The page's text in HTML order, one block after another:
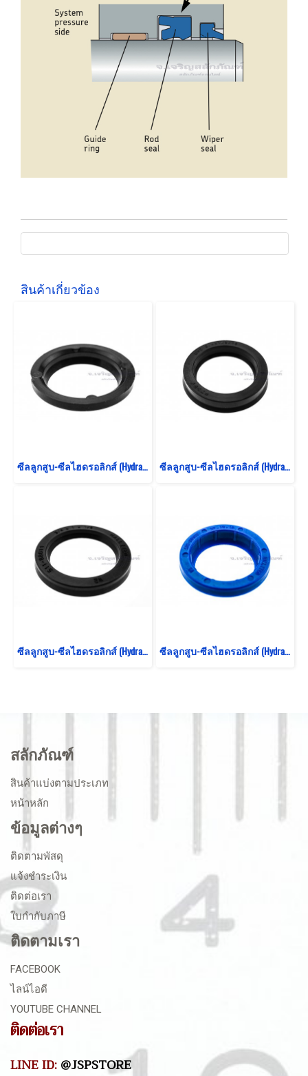
สินค้าเกี่ยวข้อง
ซีลลูกสูบ-ซีลไฮดรอลิกส์ (Hydraulic Seal) ขนาด 3/4"x1"x3/32"/11/64" (19.05x25.4x2.4/4.5) ซีลลูกสูบ-ซีลไฮดรอลิกส์ (Hydraulic Seal) ขนาด 3/4"x1"x3/16" (19.05x25.4x4.9)
ซีลลูกสูบ-ซีลไฮดรอลิกส์ (Hydraulic Seal) ขนาด 3/4"x1"x1/8" (19.05x25.4x3.3) ซีลลูกสูบ-ซีลไฮดรอลิกส์ (Hydraulic Seal) ขนาด 5/8"x7/8"x3/16" (15.8x22.2x4.7)
สลักภัณฑ์
สินค้าแบ่งตามประเภท
หน้าหลัก
ข้อมูลต่างๆ
ติดตามพัสดุ
แจ้งชำระเงิน
ติดต่อเรา
ใบกำกับภาษี
ติดตามเรา
FACEBOOK
ไลน์ไอดี
YOUTUBE CHANNEL
ติดต่อเรา
LINE ID:@JSPSTORE